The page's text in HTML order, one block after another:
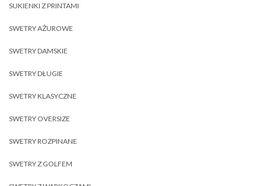
SUKIENKI Z PRINTAMI
SWETRY AŻUROWE
SWETRY DAMSKIE
SWETRY DŁUGIE
SWETRY KLASYCZNE
SWETRY OVERSIZE
SWETRY ROZPINANE
SWETRY Z GOLFEM